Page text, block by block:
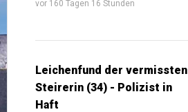
vor 160 Tagen 16 Stunden
Leichenfund der vermissten
Steirerin (34) - Polizist in
Haft